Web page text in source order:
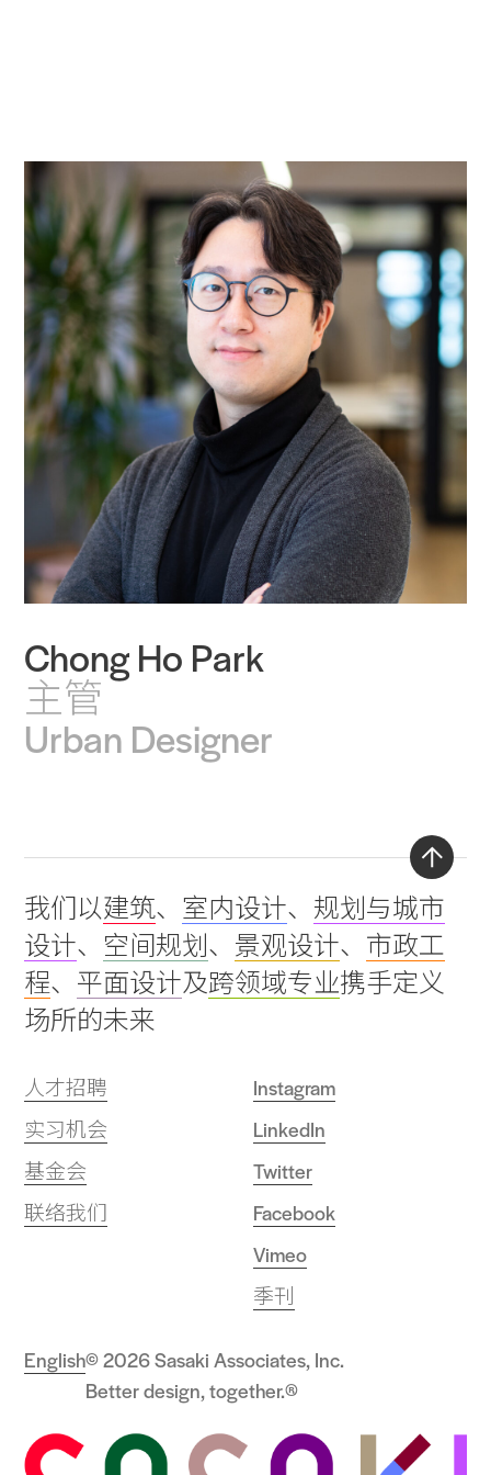
Chong Ho Park
主管
Urban Designer
我们以建筑、 室内设计、 规划与城市
设计、 空间规划 、 景观设计、 市政工
程、 平面设计及跨领域专业携手定义
场所的未来
人才招聘
实习机会
基金会
联络我们
Instagram
LinkedIn
Twitter
Facebook
Vimeo
季刊
© 2026 Sasaki Associates, Inc.
Better design, together.®
English
Back
to
top
Practice
Projects
People
Voices